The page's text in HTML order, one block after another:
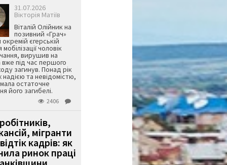
31.07.2026
Вікторія Матіїв
Віталій Олійник на
позивний «Грач»
єгерській
чоловік
вирушив на
під час першого
загинув. Понад рік
надією та невідомістю,
остаточне
його загибелі.
2406
мігранти
кадрів: як
ринок праці